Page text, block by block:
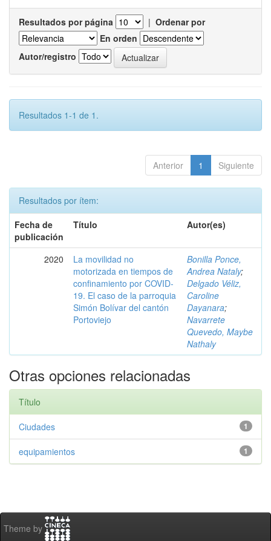
Resultados por página | Ordenar por
En orden
Autor/registro
Resultados 1-1 de 1.
Anterior 1 Siguiente
Resultados por ítem:
Fecha de
publicación
Título Autor(es)
2020
La movilidad no
motorizada en tiempos de
confinamiento por COVID-
19. El caso de la parroquia
Simón Bolívar del cantón
Portoviejo
Bonilla Ponce,
Andrea Nataly;
Delgado Véliz,
Caroline
Dayanara;
Navarrete
Quevedo, Maybe
Nathaly
Otras opciones relacionadas
Título
1
Ciudades
1
equipamientos
Theme by